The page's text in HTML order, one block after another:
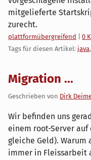
mitgelieferte
zurecht.
Kategorien:
plattformübergreifend
0
Tags für diesen Artikel: java,
Migration ...
Geschrieben von Dirk
Wir befinden uns
einem root-Server
gleiche Geld).
immer in Fleissarbeit